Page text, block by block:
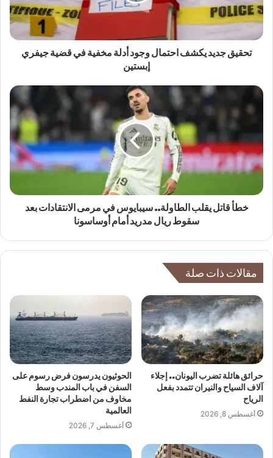
تحقيق جديد يكشف احتمال وجود أدلة مخفية في قضية جيفري
إبستين
خطأ قاتل يقلب الطاولة.. سيبايوس في مرمى الانتقادات بعد
سقوط ريال مدريد أمام أوساسونا
مقالات ذات صلة
حرائق هائلة تضرب اليونان.. إجلاء
آلاف السياح والنيران تتمدد بفعل
الرياح
أغسطس 8, 2026
الحوثيون يدرسون فرض رسوم على
السفن في باب المندب وسط
مخاوف من اضطراب تجارة النفط
العالمية
أغسطس 7, 2026